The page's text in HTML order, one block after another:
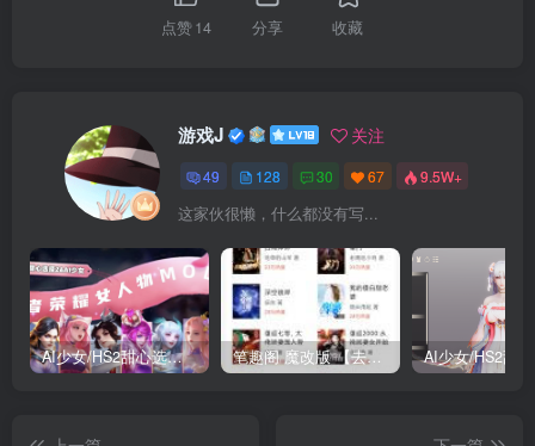
点赞14 分享 收藏
游戏J 关注
49 128 30 67 9.5W+
这家伙很懒，什么都没有写...
AI少女/HS2甜心选择2 仿王者荣耀人物卡全合集打包 笔趣阁 魔改版 【去广告免费小说】